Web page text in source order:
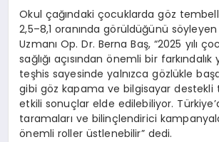
Okul çağındaki çocuklarda göz
2,5–8,1 oranında görüldüğünü söyleyen
Uzmanı Op. Dr. Berna Baş, “2025 yılı
sağlığı açısından önemli bir farkındalık
teşhis sayesinde yalnızca gözlükle
gibi göz kapama ve bilgisayar destekli
etkili sonuçlar elde edilebiliyor.
taramaları ve bilinçlendirici
önemli roller üstlenebilir” dedi.